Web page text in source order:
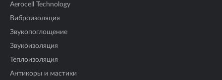
Aerocell Technology
Виброизоляция
Звукопоглощение
Звукоизоляция
Теплоизоляция
Антикоры и мастики